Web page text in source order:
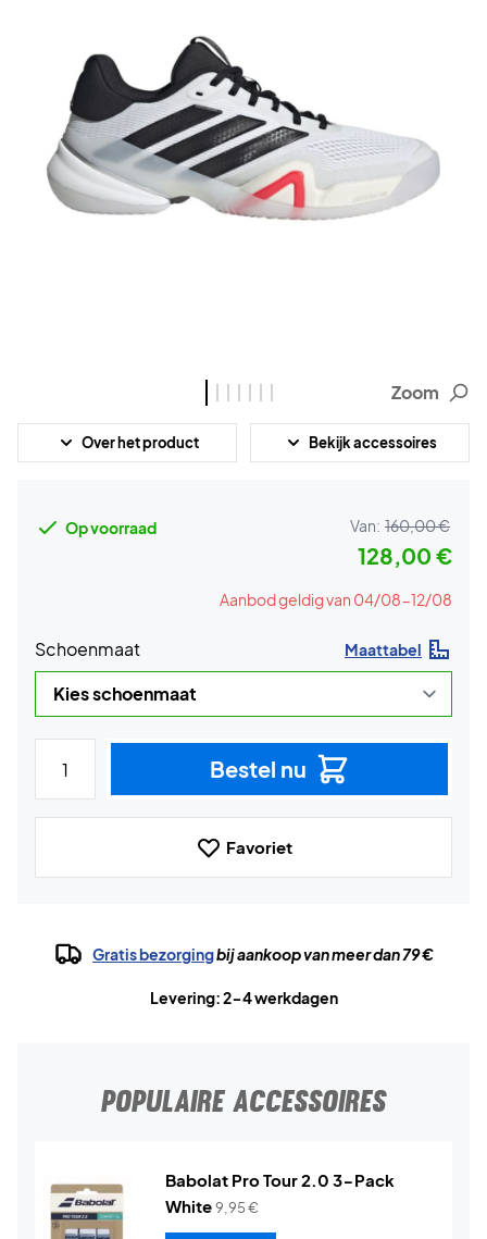
Zoom
Over het product Bekijk accessoires
Op voorraad Van: 160,00 €
128,00 €
Aanbod geldig van 04/08-12/08
Schoenmaat Maattabel
Bestel nu
Favoriet
Gratis bezorgingbij aankoop van meer dan 79 €
Levering: 2-4 werkdagen
POPULAIRE ACCESSOIRES
Babolat Pro Tour 2.0 3-Pack
White9,95€